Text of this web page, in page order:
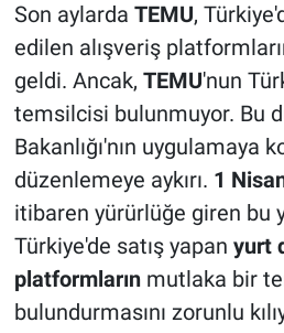
Son aylarda TEMU,
edilen alışveriş
geldi. Ancak, TEMU'nun
temsilcisi bulunmuyor. Bu
Bakanlığı'nın uygulamaya
düzenlemeye aykırı. 1
itibaren yürürlüğe giren bu
Türkiye'de satış yapan yurt
platformlarınmutlaka bir
bulundurmasını zorunlu